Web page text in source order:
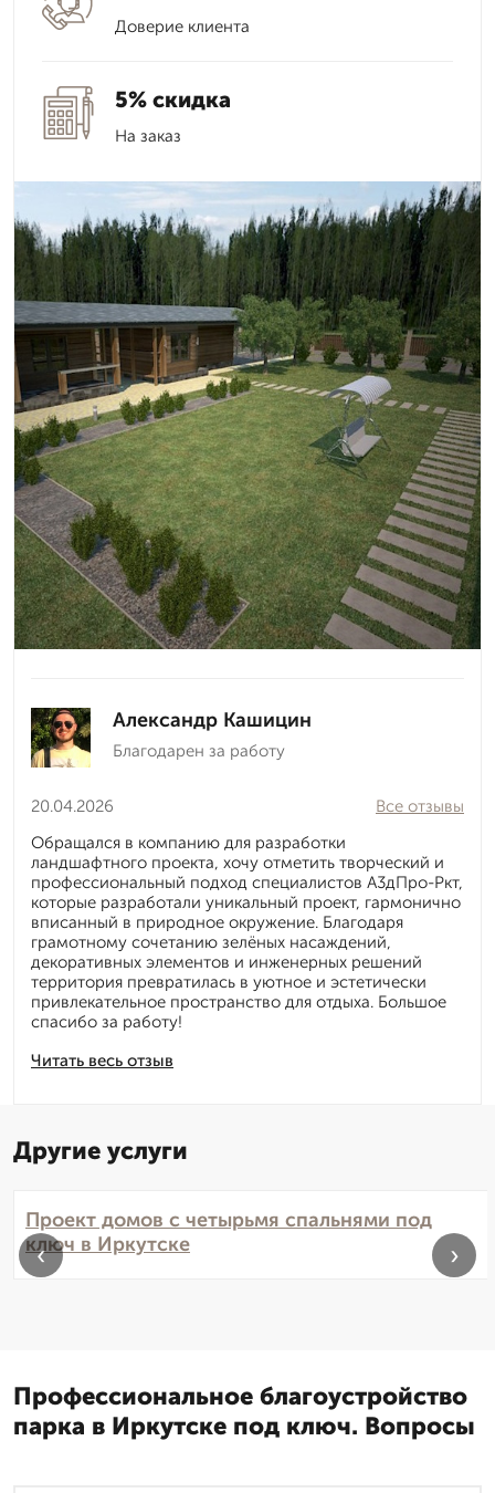
Доверие клиента
5% скидка
На заказ
Александр Кашицин
Благодарен за работу
20.04.2026
Читать весь отзыв
Все отзывы
Обращался в компанию для разработки
ландшафтного проекта, хочу отметить творческий и
профессиональный подход специалистов А3дПро-Ркт,
которые разработали уникальный проект, гармонично
вписанный в природное окружение. Благодаря
грамотному сочетанию зелёных насаждений,
декоративных элементов и инженерных решений
территория превратилась в уютное и эстетически
привлекательное пространство для отдыха. Большое
спасибо за работу!
Другие услуги
Проект домов с четырьмя спальнями под
ключ в Иркутске
‹ ›
Профессиональное благоустройство
парка в Иркутске под ключ. Вопросы